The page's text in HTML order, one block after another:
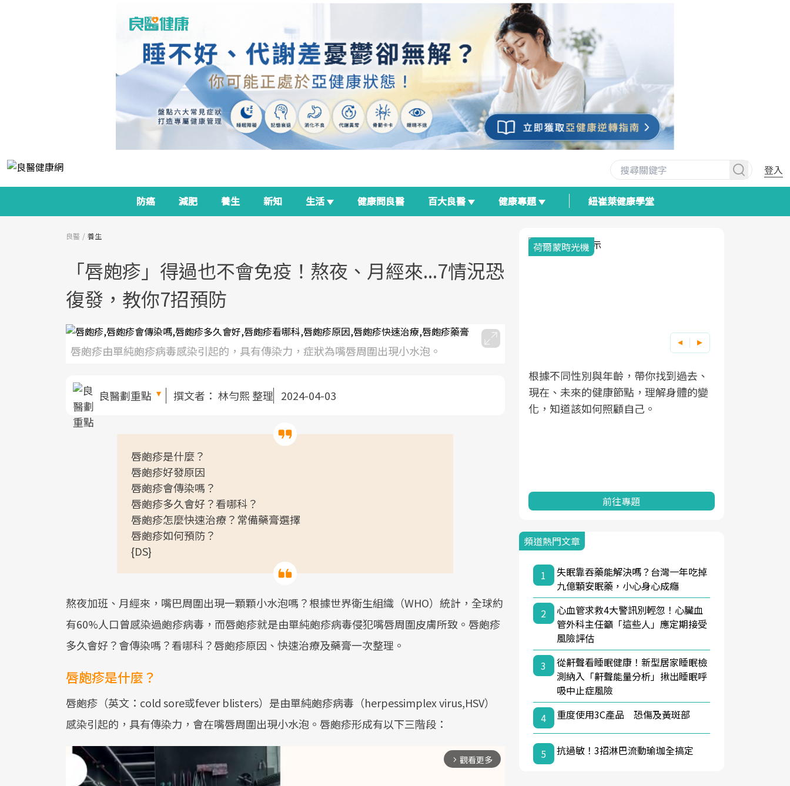
登入
防癌 減肥 養生 新知 生活 健康問良醫 百大良醫 健康專題 紐崔萊健康學堂
良醫 養生
「唇皰疹」得過也不會免疫！熬夜、月經來...7情況恐
復發，教你7招預防
唇皰疹由單純皰疹病毒感染引起的，具有傳染力，症狀為嘴唇周圍出現小水泡。
良醫劃重點 撰文者： 林勻熙 整理 2024-04-03
唇皰疹是什麼？
唇皰疹好發原因
唇皰疹會傳染嗎？
唇皰疹多久會好？看哪科？
唇皰疹怎麼快速治療？常備藥膏選擇
唇皰疹如何預防？
{DS}
熬夜加班、月經來，嘴巴周圍出現一顆顆小水泡嗎？根據世界衛生組織（WHO）統計，全球約
有60%人口曾感染過皰疹病毒，而唇皰疹就是由單純皰疹病毒侵犯嘴唇周圍皮膚所致。唇皰疹
多久會好？會傳染嗎？看哪科？唇皰疹原因、快速治療及藥膏一次整理。
唇皰疹是什麼？
唇皰疹（英文：cold sore或fever blisters）是由單純皰疹病毒（herpessimplex virus,HSV）
感染引起的，具有傳染力，會在嘴唇周圍出現小水泡。唇皰疹形成有以下三階段：
arrow_forward_ios 觀看更多
邁向「健康照護」的新時代。隨著國家
健康新生活」，從講座、體驗到運動，
發，透過醫學觀點與日常感受的對話，
荷爾蒙時光機
根據不同性別與年齡，帶你找到過去、
現在、未來的健康節點，理解身體的變
化，知道該如何照顧自己。
前往專題
頻道熱門文章
1
失眠靠吞藥能解決嗎？台灣一年吃掉
九億顆安眠藥，小心身心成癮
2
心血管求救4大警訊別輕忽！心臟血
管外科主任籲「這些人」應定期接受
風險評估
3
從鼾聲看睡眠健康！新型居家睡眠檢
測納入「鼾聲能量分析」揪出睡眠呼
吸中止症風險
4
重度使用3C產品 恐傷及黃斑部
5 抗過敏！3招淋巴流動瑜珈全搞定